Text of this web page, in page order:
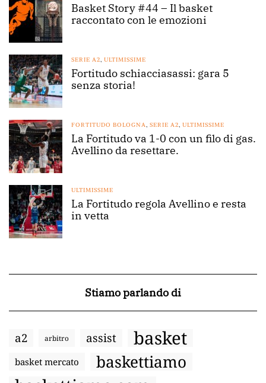
Basket Story #44 – Il basket
raccontato con le emozioni
SERIE A2, ULTIMISSIME
Fortitudo schiacciasassi: gara 5
senza storia!
FORTITUDO BOLOGNA, SERIE A2, ULTIMISSIME
La Fortitudo va 1-0 con un filo di gas.
Avellino da resettare.
ULTIMISSIME
La Fortitudo regola Avellino e resta
in vetta
Stiamo parlando di
a2 arbitro assist basket
basket mercato baskettiamo